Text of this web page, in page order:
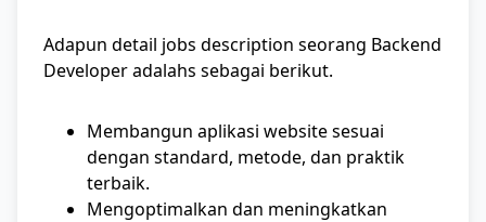
Adapun detail jobs description seorang Backend
Developer adalahs sebagai berikut.
Membangun aplikasi website sesuai
dengan standard, metode, dan praktik
terbaik.
Mengoptimalkan dan meningkatkan